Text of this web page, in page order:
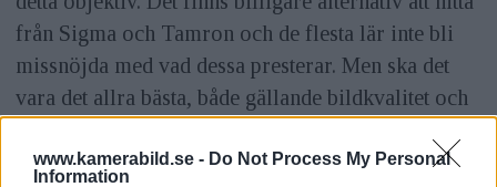
www.kamerabild.se - Do Not Process My Personal
Information
från Sigma och Tamron och de flesta lär inte bli
missnöjda med vad dessa presterar. Men ska det
vara det allra bästa, både gällande bildkvalitet och